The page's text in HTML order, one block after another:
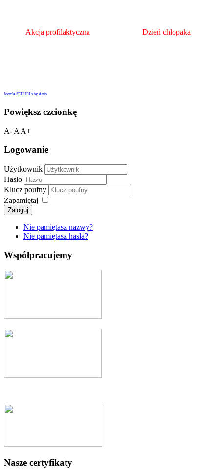
Akcja profilaktyczna Dzień chłopaka
Joomla SEF URLs by Artio
Powiększ czcionkę
A- A A+
Logowanie
Użytkownik
Hasło
Klucz poufny
Zapamiętaj
Zaloguj
Nie pamiętasz nazwy?
Nie pamiętasz hasła?
Współpracujemy
Nasze certyfikaty